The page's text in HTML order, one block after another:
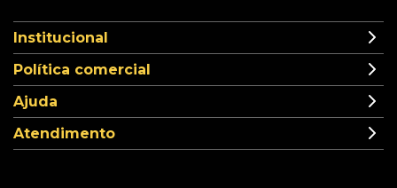
Institucional
Política comercial
Ajuda
Atendimento